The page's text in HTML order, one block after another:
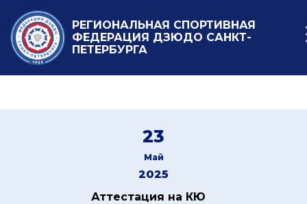
РЕГИОНАЛЬНАЯ СПОРТИВНАЯ
ФЕДЕРАЦИЯ ДЗЮДО САНКТ-
ПЕТЕРБУРГА
23
Май
2025
Аттестация на КЮ